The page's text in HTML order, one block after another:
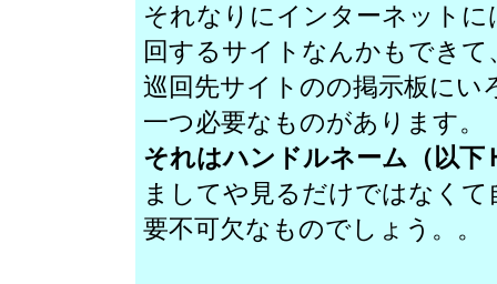
それなりにインターネット
回するサイトなんかもできて
巡回先サイトのの掲示板に
一つ必要なものがあります。
それはハンドルネーム（以下
ましてや見るだけではなく
要不可欠なものでしょう。。